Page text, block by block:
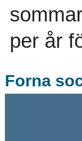
per år
Forna